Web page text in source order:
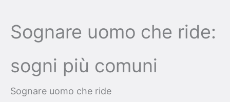
Sognare uomo che ride:
sogni più comuni
Sognare uomo che ride